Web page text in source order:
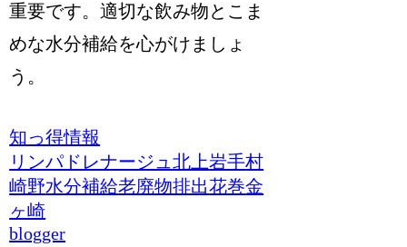
重要です。適切な飲み物とこま
めな水分補給を心がけましょ
う。
知っ得情報
リンパドレナージュ北上岩手村
崎野水分補給老廃物排出花巻金
ヶ崎
blogger